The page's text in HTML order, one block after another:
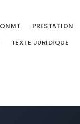
ONMT PRESTATION
TEXTE JURIDIQUE